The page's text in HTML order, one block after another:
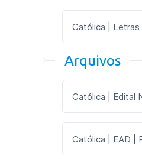
Católica | Letras
Arquivos
Católica | Edital
Católica | EAD |